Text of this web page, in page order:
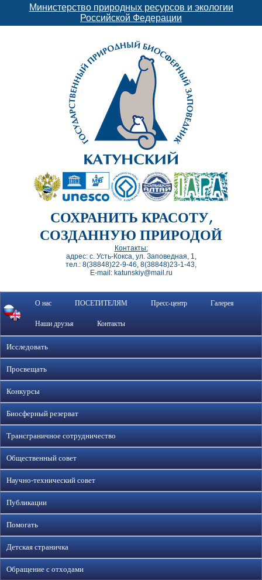
Министерство природных ресурсов и экологии
Российской Федерации
СОХРАНИТЬ КРАСОТУ,
СОЗДАННУЮ ПРИРОДОЙ
Контакты:
адрес: с. Усть-Кокса, ул. Заповедная, 1,
тел.: 8(38848)22-9-46, 8(38848)23-1-43,
E-mail: katunskiy@mail.ru
О нас ПОСЕТИТЕЛЯМ Пресс-центр Галерея
Наши друзья Контакты
Исследовать
Просвещать
Конкурсы
Биосферный резерват
Трансграничное сотрудничество
Общественный совет
Научно-технический совет
Публикации
Помогать
Детская страничка
Обращение с отходами